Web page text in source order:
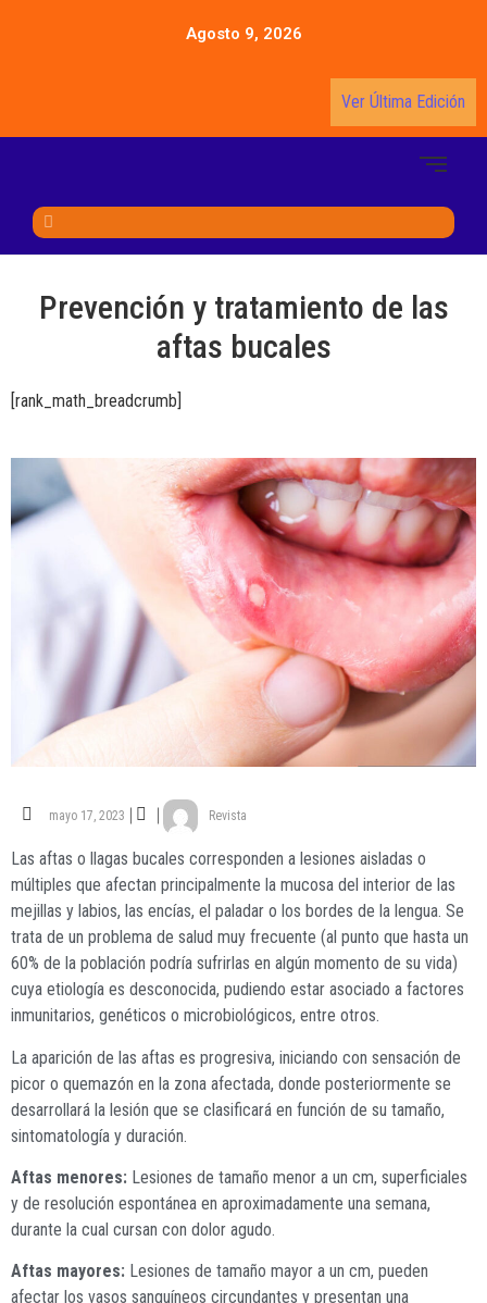
Agosto 9, 2026
Ver Última Edición
Prevención y tratamiento de las
aftas bucales
[rank_math_breadcrumb]
mayo 17, 2023 Revista
Las aftas o llagas bucales corresponden a lesiones aisladas o
múltiples que afectan principalmente la mucosa del interior de las
mejillas y labios, las encías, el paladar o los bordes de la lengua. Se
trata de un problema de salud muy frecuente (al punto que hasta un
60% de la población podría sufrirlas en algún momento de su vida)
cuya etiología es desconocida, pudiendo estar asociado a factores
inmunitarios, genéticos o microbiológicos, entre otros.
La aparición de las aftas es progresiva, iniciando con sensación de
picor o quemazón en la zona afectada, donde posteriormente se
desarrollará la lesión que se clasificará en función de su tamaño,
sintomatología y duración.
Aftas menores: Lesiones de tamaño menor a un cm, superficiales
y de resolución espontánea en aproximadamente una semana,
durante la cual cursan con dolor agudo.
Aftas mayores: Lesiones de tamaño mayor a un cm, pueden
afectar los vasos sanguíneos circundantes y presentan una